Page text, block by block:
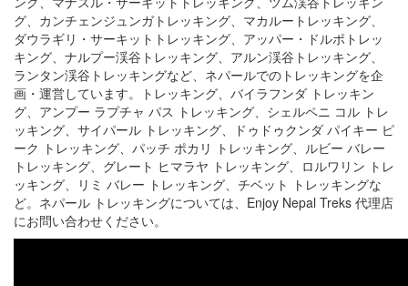
グ、カンチェンジュンガトレッキング、マカルートレッキング、
ダウラギリ・サーキットトレッキング、アッパー・ドルポトレッ
キング、ナルプー渓谷トレッキング、アルン渓谷トレッキング、
ランタン渓谷トレッキングなど、ネパールでのトレッキングを企
画・運営しています。トレッキング、バイラフンダ トレッキン
グ、アンプー ラプチャ パス トレッキング、シェルペニ コル トレ
ッキング、サイパール トレッキング、ドゥドゥクンダ パイキー ピ
ーク トレッキング、パッチ ポカリ トレッキング、ルビー バレー
トレッキング、グレート ヒマラヤ トレッキング、ロルワリン トレ
ッキング、リミ バレー トレッキング、チベット トレッキングな
ど。ネパール トレッキングについては、Enjoy Nepal Treks 代理店
にお問い合わせください。